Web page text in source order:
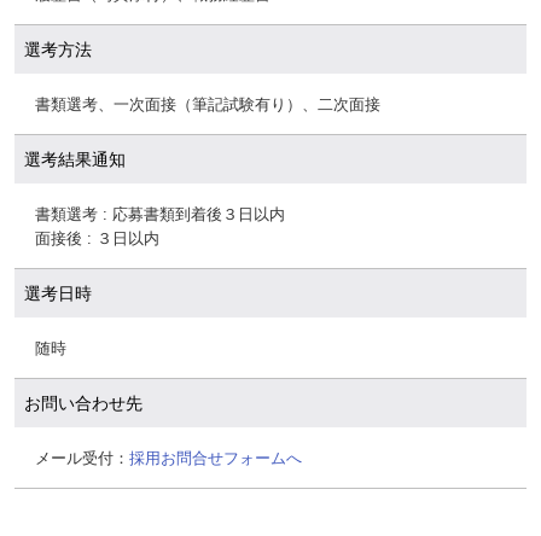
選考方法
書類選考、一次面接（筆記試験有り）、二次面接
選考結果通知
書類選考 : 応募書類到着後３日以内
面接後 : ３日以内
選考日時
随時
お問い合わせ先
メール受付： 採用お問合せフォームへ